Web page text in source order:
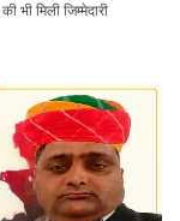
भी मिली जिम्मेदारी